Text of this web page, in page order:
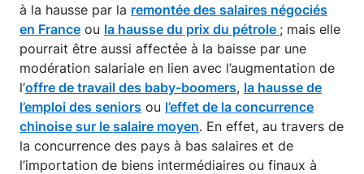
à la hausse par la remontée des salaires négociés
en France ou la hausse du prix du pétrole ; mais elle
pourrait être aussi affectée à la baisse par une
modération salariale en lien avec l’augmentation de
l’offre de travail des baby-boomers, la hausse de
l’emploi des seniors ou l’effet de la concurrence
chinoise sur le salaire moyen. En effet, au travers de
la concurrence des pays à bas salaires et de
l’importation de biens intermédiaires ou finaux à